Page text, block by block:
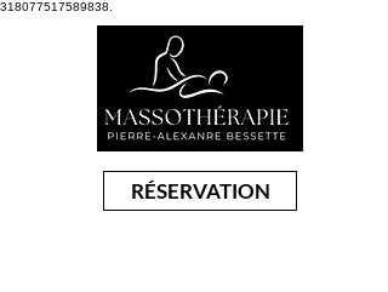
318077517589838.
RÉSERVATION